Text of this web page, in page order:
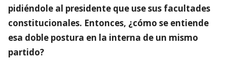
pidiéndole al presidente que use sus facultades
constitucionales. Entonces, ¿cómo se entiende
esa doble postura en la interna de un mismo
partido?